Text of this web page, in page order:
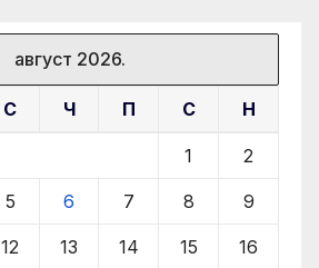
август 2026.
С Ч П С Н
1 2
5 6 7 8 9
12 13 14 15 16